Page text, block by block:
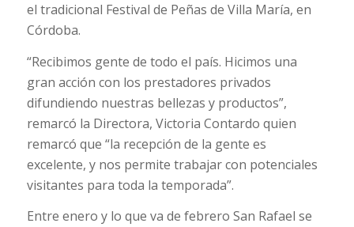
el tradicional Festival de Peñas de Villa María, en
Córdoba.
“Recibimos gente de todo el país. Hicimos una
gran acción con los prestadores privados
difundiendo nuestras bellezas y productos”,
remarcó la Directora, Victoria Contardo quien
remarcó que “la recepción de la gente es
excelente, y nos permite trabajar con potenciales
visitantes para toda la temporada”.
Entre enero y lo que va de febrero San Rafael se